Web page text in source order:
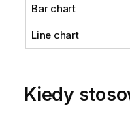
Bar chart
Line chart
Kiedy